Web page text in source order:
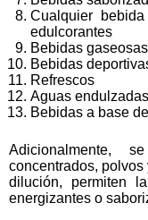
Cualquier
edulcorantes
Bebidas
Bebidas
Refrescos
Aguas
Bebidas a base
Adicionalmente,
concentrados,
dilución, permiten
energizantes o